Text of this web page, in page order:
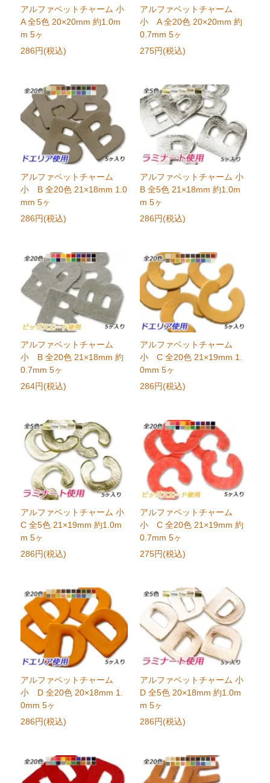
アルファベットチャーム 小
A 全5色 20×20mm 約1.0m
m 5ヶ
286円(税込)
アルファベットチャーム
小 A 全20色 20×20mm 約
0.7mm 5ヶ
275円(税込)
アルファベットチャーム
小 B 全20色 21×18mm 1.0
mm 5ヶ
286円(税込)
アルファベットチャーム 小
B 全5色 21×18mm 約1.0m
m 5ヶ
286円(税込)
アルファベットチャーム
小 B 全20色 21×18mm 約
0.7mm 5ヶ
264円(税込)
アルファベットチャーム
小 C 全20色 21×19mm 1.
0mm 5ヶ
286円(税込)
アルファベットチャーム 小
C 全5色 21×19mm 約1.0m
m 5ヶ
286円(税込)
アルファベットチャーム
小 C 全20色 21×19mm 約
0.7mm 5ヶ
275円(税込)
アルファベットチャーム
小 D 全20色 20×18mm 1.
0mm 5ヶ
286円(税込)
アルファベットチャーム 小
D 全5色 20×18mm 約1.0m
m 5ヶ
286円(税込)